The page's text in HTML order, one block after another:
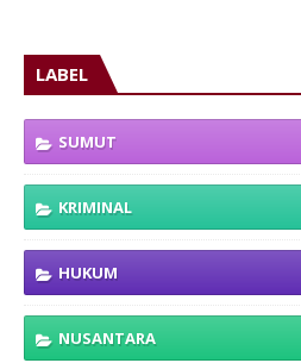
LABEL
SUMUT
KRIMINAL
HUKUM
NUSANTARA